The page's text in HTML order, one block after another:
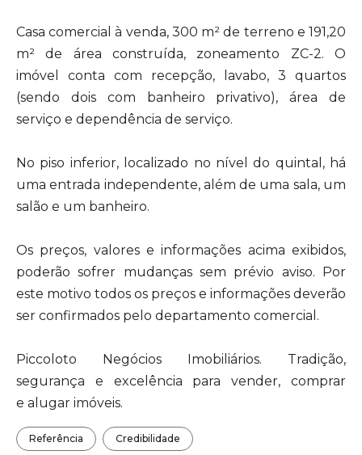
Casa comercial à venda, 300 m² de terreno e 191,20
m² de área construída, zoneamento ZC-2. O
imóvel conta com recepção, lavabo, 3 quartos
(sendo dois com banheiro privativo), área de
serviço e dependência de serviço.
No piso inferior, localizado no nível do quintal, há
uma entrada independente, além de uma sala, um
salão e um banheiro.
Os preços, valores e informações acima exibidos,
poderão sofrer mudanças sem prévio aviso. Por
este motivo todos os preços e informações deverão
ser confirmados pelo departamento comercial.
Piccoloto Negócios Imobiliários. Tradição,
segurança e excelência para vender, comprar
e alugar imóveis.
Referência Credibilidade